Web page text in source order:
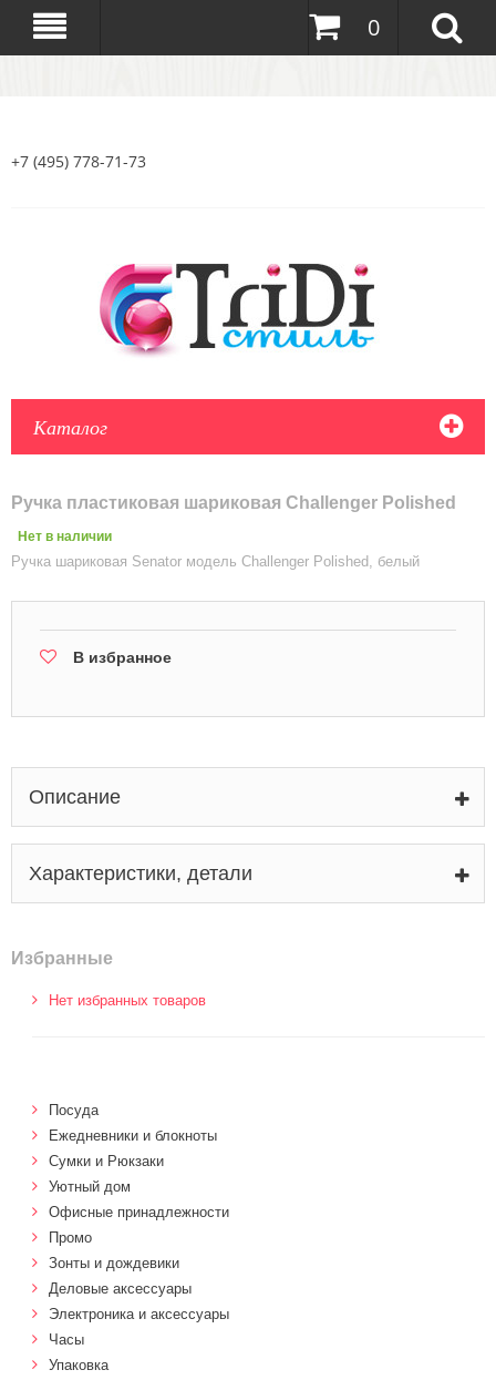
0
+7 (495) 778-71-73
Каталог
Ручка пластиковая шариковая Challenger Polished
Нет в наличии
Ручка шариковая Senator модель Challenger Polished, белый
В избранное
Описание
Характеристики, детали
Избранные
Нет избранных товаров
Посуда
Ежедневники и блокноты
Сумки и Рюкзаки
Уютный дом
Офисные принадлежности
Промо
Зонты и дождевики
Деловые аксессуары
Электроника и аксессуары
Часы
Упаковка